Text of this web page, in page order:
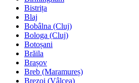
Bistrița
Blaj
Bobâlna (Cluj)
Bologa (Cluj)
Botoșani
Brăila
Brașov
Breb (Maramureș)
Brezoi (Vâlcea)